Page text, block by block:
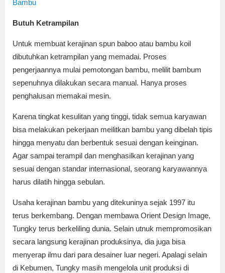
Bambu
Butuh Ketrampilan
Untuk membuat kerajinan spun baboo atau bambu koil
dibutuhkan ketrampilan yang memadai. Proses
pengerjaannya mulai pemotongan bambu, melilit bambum
sepenuhnya dilakukan secara manual. Hanya proses
penghalusan memakai mesin.
Karena tingkat kesulitan yang tinggi, tidak semua karyawan
bisa melakukan pekerjaan meilitkan bambu yang dibelah tipis
hingga menyatu dan berbentuk sesuai dengan keinginan.
Agar sampai terampil dan menghasilkan kerajinan yang
sesuai dengan standar internasional, seorang karyawannya
harus dilatih hingga sebulan.
Usaha kerajinan bambu yang ditekuninya sejak 1997 itu
terus berkembang. Dengan membawa Orient Design Image,
Tungky terus berkeliling dunia. Selain utnuk mempromosikan
secara langsung kerajinan produksinya, dia juga bisa
menyerap ilmu dari para desainer luar negeri. Apalagi selain
di Kebumen, Tungky masih mengelola unit produksi di